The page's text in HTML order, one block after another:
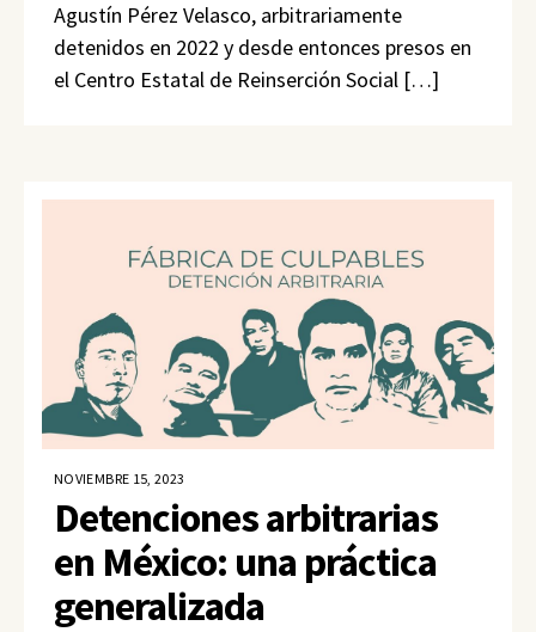
Agustín Pérez Velasco, arbitrariamente
detenidos en 2022 y desde entonces presos en
el Centro Estatal de Reinserción Social […]
NOVIEMBRE 15, 2023
Detenciones arbitrarias
en México: una práctica
generalizada